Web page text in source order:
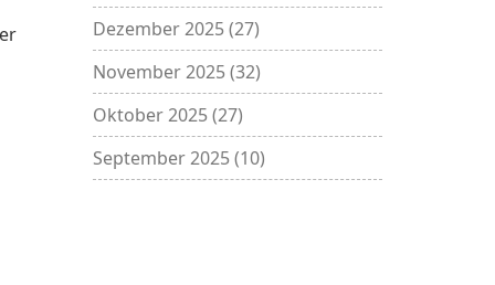
Dezember 2025(27)
November 2025(32)
Oktober 2025(27)
September 2025(10)